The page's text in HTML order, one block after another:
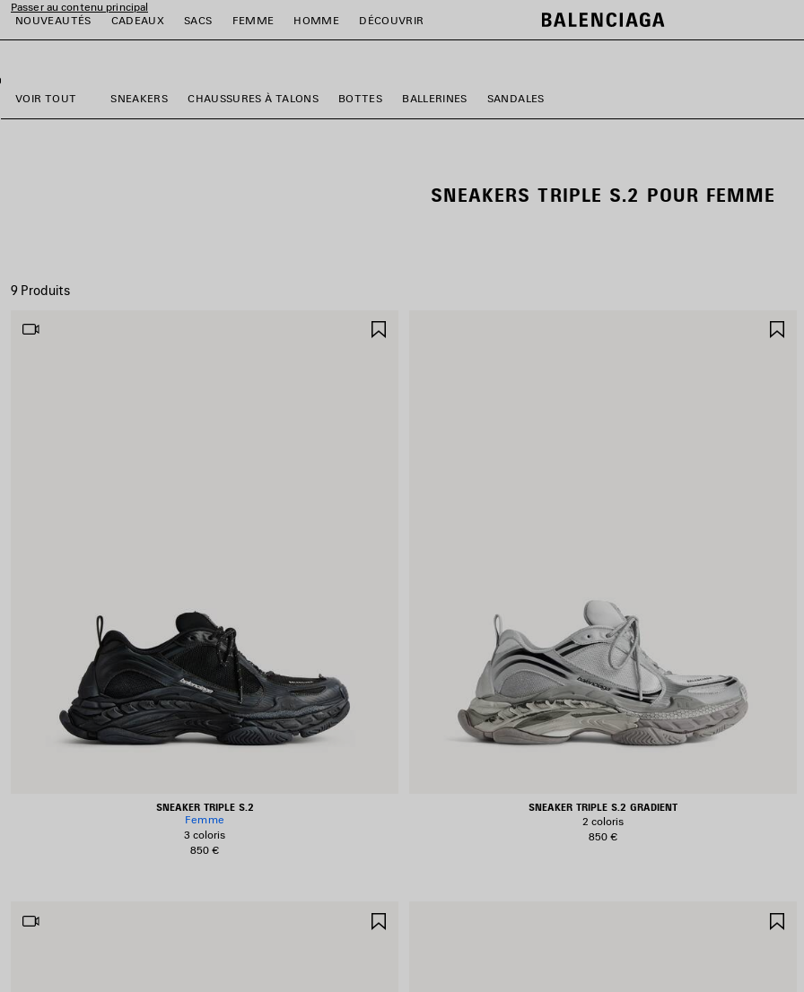
Passer au contenu principal
NOUVEAUTÉS
CADEAUX SACS FEMME HOMME DÉCOUVRIR
VOIR TOUT SNEAKERS CHAUSSURES À TALONS BOTTES BALLERINES SANDALES
SNEAKERS TRIPLE S.2 POUR FEMME
9 Produits
SNEAKER TRIPLE S.2
Femme
3 coloris
850 €
SNEAKER TRIPLE S.2 GRADIENT
2 coloris
850 €